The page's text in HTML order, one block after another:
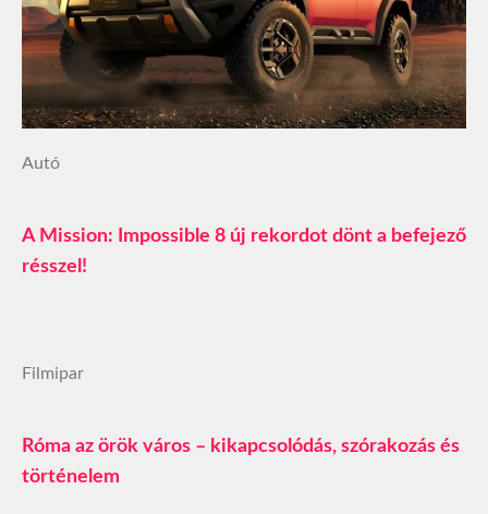
Autó
A Mission: Impossible 8 új rekordot dönt a befejező
résszel!
Filmipar
Róma az örök város – kikapcsolódás, szórakozás és
történelem